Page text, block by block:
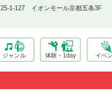
1-127 イオンモール京都五条3F
ジャンル 体験・1day イベ